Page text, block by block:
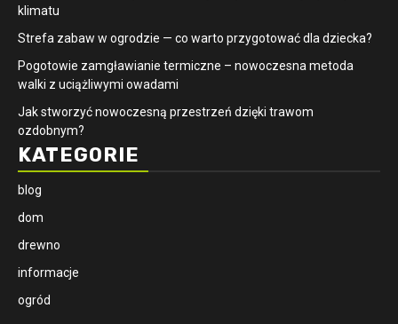
klimatu
Strefa zabaw w ogrodzie — co warto przygotować dla dziecka?
Pogotowie zamgławianie termiczne – nowoczesna metoda
walki z uciążliwymi owadami
Jak stworzyć nowoczesną przestrzeń dzięki trawom
ozdobnym?
KATEGORIE
blog
dom
drewno
informacje
ogród